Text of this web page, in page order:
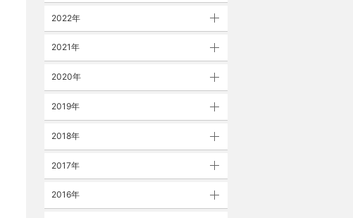
2022年
2021年
2020年
2019年
2018年
2017年
2016年